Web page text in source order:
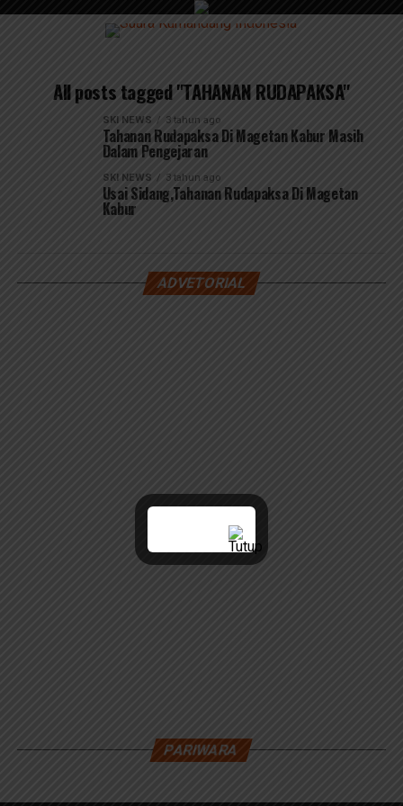
All posts tagged "TAHANAN RUDAPAKSA"
SKI NEWS 3 tahun ago
Tahanan Rudapaksa Di Magetan Kabur Masih
Dalam Pengejaran
SKI NEWS 3 tahun ago
Usai Sidang,Tahanan Rudapaksa Di Magetan
Kabur
ADVETORIAL
PARIWARA